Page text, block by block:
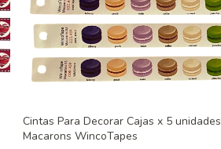
Cintas Para Decorar Cajas x 5 unidades
Macarons WincoTapes